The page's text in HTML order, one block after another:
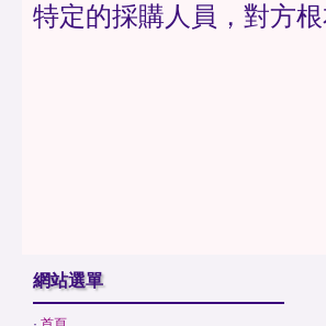
特定的採購人員，對方
網站選單